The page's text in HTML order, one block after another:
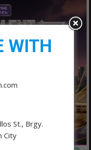
WITH
St., Brgy.
City